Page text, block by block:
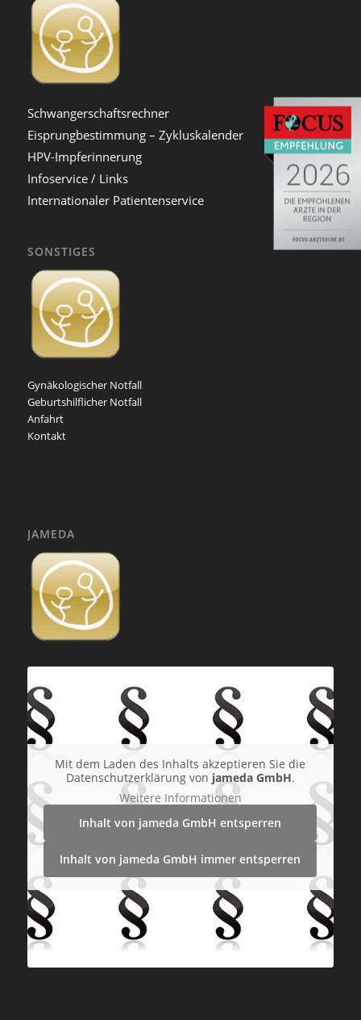
Schwangerschaftsrechner
Eisprungbestimmung – Zykluskalender
HPV-Impferinnerung
Infoservice / Links
Internationaler Patientenservice
SONSTIGES
Gynäkologischer Notfall
Geburtshilflicher Notfall
Anfahrt
Kontakt
JAMEDA
Mit dem Laden des Inhalts akzeptieren Sie die
Datenschutzerklärung von jameda GmbH.
Weitere Informationen
Inhalt von jameda GmbH entsperren
Inhalt von jameda GmbH immer entsperren